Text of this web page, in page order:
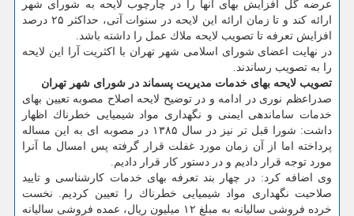
عرضه گل افزایش بهای آنها را در چارچوب لایحه به شورای شهر
ارائه كند و تا زمان ارائه این لایحه در سنوات آتی، حداكثر ۲۵ درصد
افزایش تعرفه تا تصویب لایحه ملاك عمل را داشته باشد.
در نهایت اعضای شورای اسلامی شهر تهران با اكثریت آرا این لایحه
را به تصویب رساندند.
تصویب لایحه بهای خدمات مدیریت پسماند در شورای شهر تهران
صدراعظم نوری در ادامه و در توضیح لایحه اصلاح مصوبه تعیین بهای
خدمات ساماندهی ایمنی و نگهداری مواد شیمیایی خطرناك اظهار
داشت: شورا قبل تر نیز در سال ۱۳۸۵ در مصوبه ای به این مساله
پرداخته اما از آن زمان مورد غفلت قرار گرفته پس امسال ما آنرا
مورد توجه قرار دادیم و در دستور كار قرار دادیم.
وی اضافه كرد: در چهار بند تعرفه بهای خدمات كارشناسی و تایید
صلاحیت نگهداری مواد شیمیایی خطرناك را تعیین كردیم. نخست
خرده فروشی سالیانه به مبلغ ۱۲ میلیون ریال، عمده فروشی سالیانه